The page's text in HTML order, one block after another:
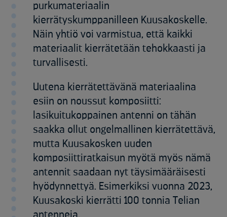
purkumateriaalin
kierrätyskumppanilleen Kuusakoskelle.
Näin yhtiö voi varmistua, että kaikki
materiaalit kierrätetään tehokkaasti ja
turvallisesti.
Uutena kierrätettävänä materiaalina
esiin on noussut komposiitti:
lasikuitukoppainen antenni on tähän
saakka ollut ongelmallinen kierrätettävä,
mutta Kuusakosken uuden
komposiittiratkaisun myötä myös nämä
antennit saadaan nyt täysimääräisesti
hyödynnettyä. Esimerkiksi vuonna 2023,
Kuusakoski kierrätti 100 tonnia Telian